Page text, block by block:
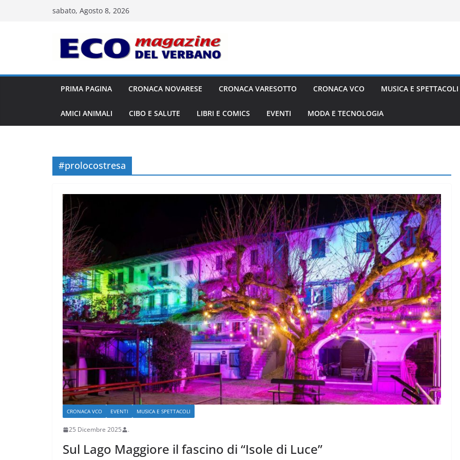
sabato, Agosto 8, 2026
PRIMA PAGINA CRONACA NOVARESE CRONACA VARESOTTO CRONACA VCO MUSICA E SPETTACOLI
AMICI ANIMALI CIBO E SALUTE LIBRI E COMICS EVENTI MODA E TECNOLOGIA
#prolocostresa
CRONACA VCO EVENTI MUSICA E SPETTACOLI
25 Dicembre 2025 .
Sul Lago Maggiore il fascino di “Isole di Luce”
ARTE E CULTURA MODA E TECNOLOGIA
Nelle vacanze 2026 la
voglia di tornare “Al mio
paese”
4 Agosto 2026
CRONACA VARESOTTO
Siccità: allarme mais,
perdite fino al 60%